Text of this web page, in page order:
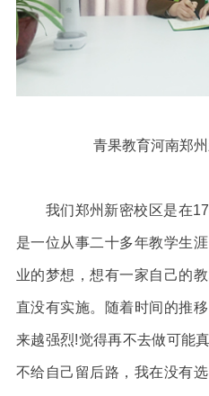
青果教育河南郑
我们郑州新密校区是在17
是一位从事二十多年教学生
业的梦想，想有一家自己的
直没有实施。随着时间的推
来越强烈!觉得再不去做可能
不给自己留后路，我在没有